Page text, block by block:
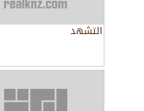
التشهد